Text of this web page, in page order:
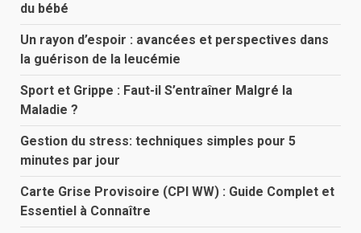
du bébé
Un rayon d’espoir : avancées et perspectives dans
la guérison de la leucémie
Sport et Grippe : Faut-il S’entraîner Malgré la
Maladie ?
Gestion du stress: techniques simples pour 5
minutes par jour
Carte Grise Provisoire (CPI WW) : Guide Complet et
Essentiel à Connaître